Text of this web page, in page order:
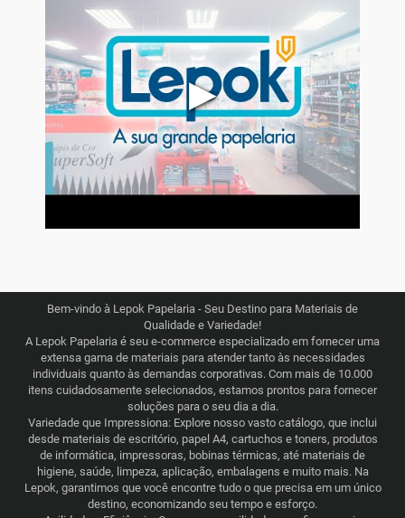
▶
Bem-vindo à Lepok Papelaria - Seu Destino para Materiais de
Qualidade e Variedade!
A Lepok Papelaria é seu e-commerce especializado em fornecer uma
extensa gama de materiais para atender tanto às necessidades
individuais quanto às demandas corporativas. Com mais de 10.000
itens cuidadosamente selecionados, estamos prontos para fornecer
soluções para o seu dia a dia.
Variedade que Impressiona: Explore nosso vasto catálogo, que inclui
desde materiais de escritório, papel A4, cartuchos e toners, produtos
de informática, impressoras, bobinas térmicas, até materiais de
higiene, saúde, limpeza, aplicação, embalagens e muito mais. Na
Lepok, garantimos que você encontre tudo o que precisa em um único
destino, economizando seu tempo e esforço.